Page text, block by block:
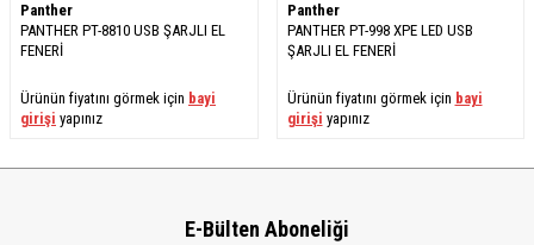
Panther
PANTHER PT-8810 USB ŞARJLI EL
FENERİ
Ürünün fiyatını görmek için bayi
girişi yapınız
Panther
PANTHER PT-998 XPE LED USB
ŞARJLI EL FENERİ
Ürünün fiyatını görmek için bayi
girişi yapınız
E-Bülten Aboneliği